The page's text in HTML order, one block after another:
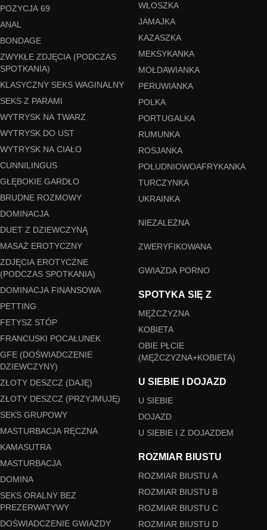
POZYCJA 69
ANAL
BONDAGE
ZWYKŁE ZDJĘCIA (PODCZAS
SPOTKANIA)
KLASYCZNY SEKS WAGINALNY
SEKS Z PARAMI
WYTRYSK NA TWARZ
WYTRYSK DO UST
WYTRYSK NA CIAŁO
CUNNILINGUS
GŁĘBOKIE GARDŁO
BRUDNE ROZMOWY
DOMINACJA
DUET Z DZIEWCZYNĄ
MASAŻ EROTYCZNY
ZDJĘCIA EROTYCZNE
(PODCZAS SPOTKANIA)
DOMINACJA FINANSOWA
PETTING
FETYSZ STÓP
FRANCUSKI POCAŁUNEK
GFE (DOŚWIADCZENIE
DZIEWCZYNY)
ZŁOTY DESZCZ (DAJĘ)
ZŁOTY DESZCZ (PRZYJMUJĘ)
SEKS GRUPOWY
MASTURBACJA RĘCZNA
KAMASUTRA
MASTURBACJA
DOMINA
SEKS ORALNY BEZ
PREZERWATYWY
DOŚWIADCZENIE GWIAZDY
WŁOSZKA
JAMAJKA
KAZASZKA
MEKSYKANKA
MOŁDAWIANKA
PERUWIANKA
POLKA
PORTUGALKA
RUMUNKA
ROSJANKA
POŁUDNIOWOAFRYKANKA
TURCZYNKA
UKRAINKA
NIEZALEŻNA
ZWERYFIKOWANA
GWIAZDA PORNO
SPOTYKA SIĘ Z
MĘŻCZYZNA
KOBIETA
OBIE PŁCIE
(MĘŻCZYZNA+KOBIETA)
U SIEBIE I DOJAZD
U SIEBIE
DOJAZD
U SIEBIE I Z DOJAZDEM
ROZMIAR BIUSTU
ROZMIAR BIUSTU A
ROZMIAR BIUSTU B
ROZMIAR BIUSTU C
ROZMIAR BIUSTU D